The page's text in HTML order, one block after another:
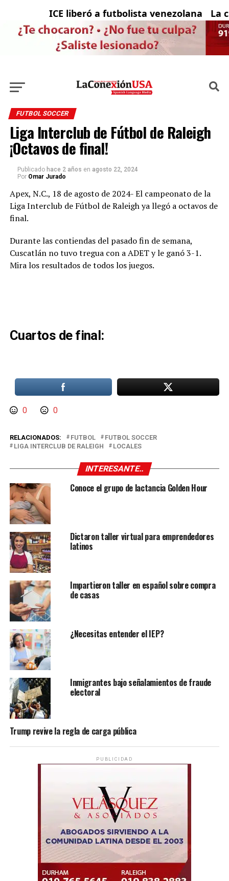
ICE liberó a futbolista venezolana con
La
FUTBOL SOCCER
Liga Interclub de Fútbol de Raleigh
¡Octavos de final!
Publicado hace 2 años en agosto 22, 2024
Por Omar Jurado
Apex, N.C., 18 de agosto de 2024- El campeonato de la
Liga Interclub de Fútbol de Raleigh ya llegó a octavos de
final.
Durante las contiendas del pasado fin de semana,
Cuscatlán no tuvo tregua con a ADET y le ganó 3-1.
Mira los resultados de todos los juegos.
Cuartos de final:
0 0
RELACIONADOS: FUTBOL
FUTBOL SOCCER
LIGA INTERCLUB DE RALEIGH
LOCALES
INTERESANTE..
Conoce el grupo de lactancia Golden Hour
Dictaron taller virtual para emprendedores
latinos
Impartieron taller en español sobre compra
de casas
¿Necesitas entender el IEP?
Inmigrantes bajo señalamientos de fraude
electoral
Trump revive la regla de carga pública
PUBLICIDAD